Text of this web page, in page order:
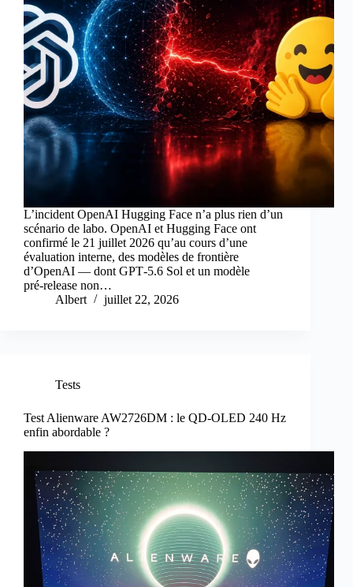
L’incident OpenAI Hugging Face n’a plus rien d’un
scénario de labo. OpenAI et Hugging Face ont
confirmé le 21 juillet 2026 qu’au cours d’une
évaluation interne, des modèles de frontière
d’OpenAI — dont GPT‑5.6 Sol et un modèle
pré‑release non…
Albert
juillet 22, 2026
Tests
Test Alienware AW2726DM : le QD-OLED 240 Hz
enfin abordable ?